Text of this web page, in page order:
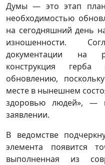
Думы — это этап
необходимостью
на сегодняшний день
изношенности.
документации на
конструкция
обновлению,
месте в нынешнем
здоровью людей», —
заявлении.
В ведомстве
элемента появится
выполненная из